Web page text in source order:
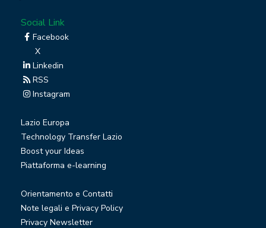
Social Link
Facebook
X
Linkedin
RSS
Instagram
Lazio Europa
Technology Transfer Lazio
Boost your Ideas
Piattaforma e-learning
Orientamento e Contatti
Note legali e Privacy Policy
Privacy Newsletter